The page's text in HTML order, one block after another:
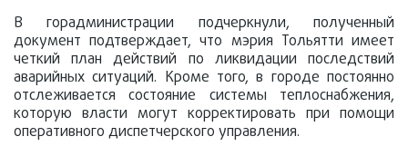
В горадминистрации подчеркнули, полученный
документ подтверждает, что мэрия Тольятти имеет
четкий план действий по ликвидации последствий
аварийных ситуаций. Кроме того, в городе постоянно
отслеживается состояние системы теплоснабжения,
которую власти могут корректировать при помощи
оперативного диспетчерского управления.